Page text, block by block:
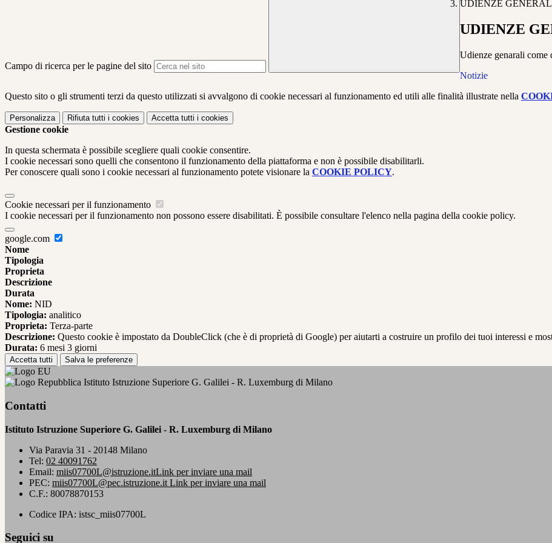
Campo di ricerca per le pagine del sito
UDIENZE
UDIENZE
Udienze genarali come
Notizie
Questo sito o gli strumenti terzi da questo utilizzati si avvalgono di cookie necessari al funzionamento ed utili alle finalità illustrate nella
Personalizza Rifiuta tutti i cookies Accetta tutti i cookies
Gestione cookie
In questa schermata è possibile scegliere quali cookie consentire.
I cookie necessari sono quelli che consentono il funzionamento della piattaforma e non è possibile disabilitarli.
Per conoscere quali sono i cookie necessari al funzionamento potete visionare la COOKIE POLICY.
Cookie necessari per il funzionamento
I cookie necessari per il funzionamento non possono essere disabilitati. È possibile consultare l'elenco nella pagina della cookie policy.
google.com
Nome
Tipologia
Proprieta
Descrizione
Durata
Nome: NID
Tipologia: analitico
Proprieta: Terza-parte
Descrizione: Questo cookie è impostato da DoubleClick (che è di proprietà di Google) per aiutarti a costruire un profilo dei tuoi interessi e
Durata: 6 mesi 3 giorni
Accetta tutti Salva le preferenze
Istituto Istruzione Superiore G. Galilei - R. Luxemburg di Milano
Contatti
Istituto Istruzione Superiore G. Galilei - R. Luxemburg di Milano
Via Paravia 31 - 20148 Milano
Tel: 02 40091762
Email: miis07700L@istruzione.itLink per inviare una mail
PEC: miis07700L@pec.istruzione.it Link per inviare una mail
C.F.: 80078870153
Codice IPA: istsc_miis07700L
Seguici su